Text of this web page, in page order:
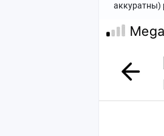
аккуратны)